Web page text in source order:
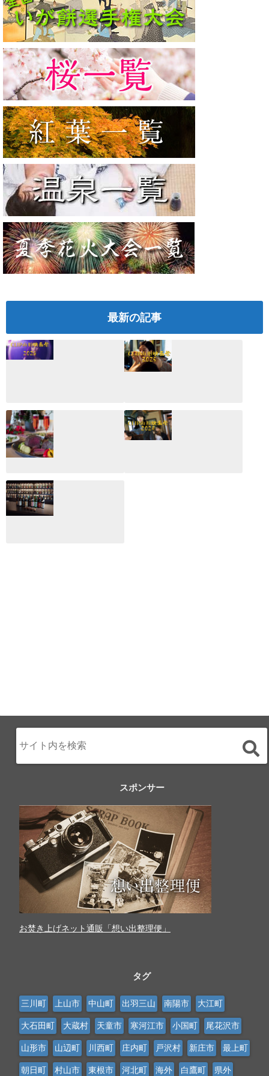
最新の記事
CLIP山形映画祭
2026：映画館派の
編集長が読む2025
年の映画ざっくり
総監
2026.02.27
CLIP山形映画祭
2025：ほぼこれく
らいしか更新して
いない変なブログ
月のホテル☆4日
間限定！クリスマ
スディナーブッフ
ェ開催☆
スポンサー
お焚き上げネット通販「想い出整理便」
タグ
三川町 上山市 中山町 出羽三山 南陽市 大江町
大石田町 大蔵村 天童市 寒河江市 小国町 尾花沢市
山形市 山辺町 川西町 庄内町 戸沢村 新庄市 最上町
朝日町 村山市 東根市 河北町 海外 白鷹町 県外